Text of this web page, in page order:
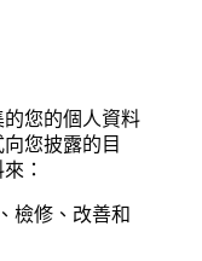
您的個人資料
您披露的目
：
檢修、改善和